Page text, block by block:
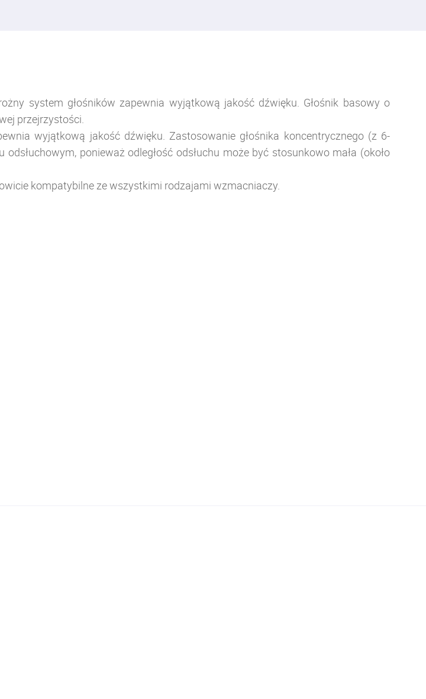
system głośników zapewnia wyjątkową jakość dźwięku. Głośnik basowy o
przejrzystości.
wyjątkową jakość dźwięku. Zastosowanie głośnika koncentrycznego (z 6-
ponieważ odległość odsłuchu może być stosunkowo mała (około
kompatybilne ze wszystkimi rodzajami wzmacniaczy.